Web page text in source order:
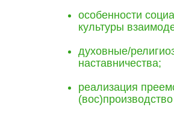
особенности
культуры
духовные/
наставничества;
реализация